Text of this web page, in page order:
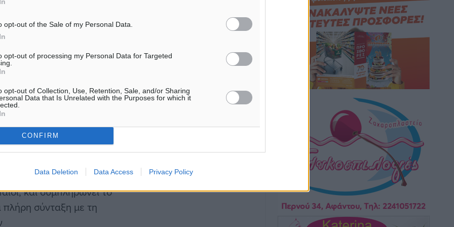
opt-out of the Sale of my Personal Data.
opt-out of processing my Personal Data for Targeted
opt-out of Collection, Use, Retention, Sale, and/or Sharing
Data that Is Unrelated with the Purposes for which it
CONFIRM
Data Deletion Data Access Privacy Policy
ασφάλισης από
με πλήρες ποσό
(η πρόβλεψη αυτή
περιπτώσεις της
των 100 τουλάχιστον
πριν την
συμπληρώσει 5.500
και συμπληρώνει το
πλήρη σύνταξη με τη
καιρικά φαινόμενα δεν υπάρχουν
περιθώρια εφησυχασμού
πριν 4 ώρες
Στον Άγιο Νικόλαο Χάλκης ανοίγει
ξανά το ανανεωμένο εκκλησιαστικό
μουσείο από τη Λέσχη Lions Χάλκης
πριν 5 ώρες
Ρόδος: «Βουλιάζει» από τουρίστες –
Πάνω από 1 εκατ. επιβάτες και 55
κρουαζιερόπλοια
Τοπικές Ειδήσεις• πριν 5 ώρες
Γ’ Εθνική Κατηγορία: Οι ημερομηνίες
περιόδου
Αθλητικά• πριν 10 ώρες